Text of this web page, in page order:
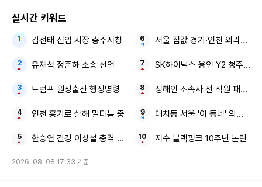
"실시간 인기기사"
1위
아이린→원지, 열애설도 없었는데…"평생 함께 할 사람"
2위
[단독] 정수연, 두 번째 이혼 고백…"대중 앞에 솔직하고
싶어" (인터뷰②)
실시간 키워드
김선태 신임 시장 충주시청
유재석 정준하 소송 선언
트럼프 원정출산 행정명령
인천 흉기로 살해 말다툼 중
한승연 건강 이상설 충격 근황
서울 집값 경기·인천 외곽으로
SK하이닉스 용인 Y2 청주 M17
정해인 소속사 전 직원 패딩 선
대치동 서울 '이 동네' 의대 50
지수 블랙핑크 10주년 논란
2026-08-08 17:33 기준